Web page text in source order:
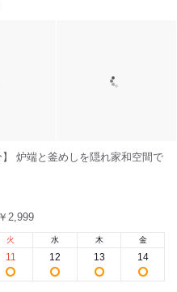
炉端と釜めしを隠れ家和空間で
2,999
火
11
水
12
木
13
金
14